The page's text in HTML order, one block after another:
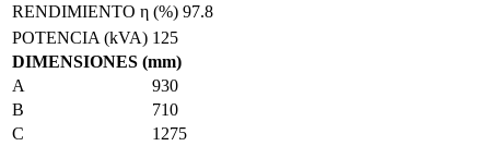
RENDIMIENTO η (%) 97.8
POTENCIA (kVA) 125
DIMENSIONES (mm)
A
930
B
710
C
1275